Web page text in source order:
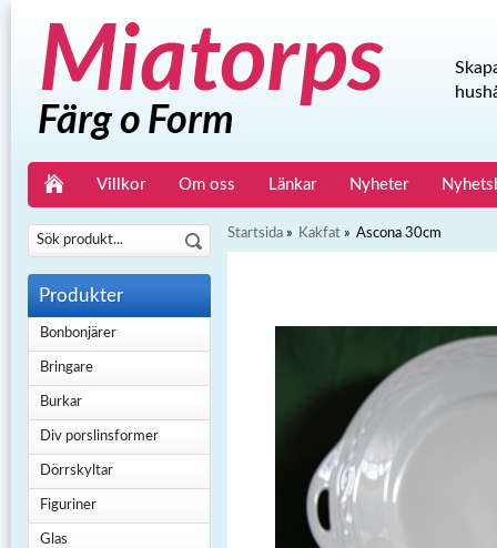
Villkor Om oss Länkar Nyheter
Produkter
Bonbonjärer
Bringare
Burkar
Div porslinsformer
Dörrskyltar
Figuriner
Glas
Startsida » Kakfat » Ascona 30cm